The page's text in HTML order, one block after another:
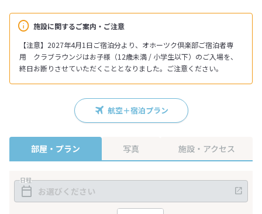
施設に関するご案内・ご注意
【注意】2027年4月1日ご宿泊分より、オホーツク倶楽部ご宿泊者専
用 クラブラウンジはお子様（12歳未満 / 小学生以下）のご入場を、
終日お断りさせていただくこととなりました。ご注意ください。
航空＋宿泊プラン
部屋・プラン 写真 施設・アクセス
日程